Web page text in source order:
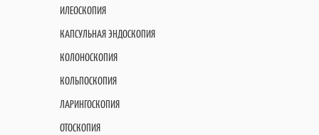
ИЛЕОСКОПИЯ
КАПСУЛЬНАЯ ЭНДОСКОПИЯ
КОЛОНОСКОПИЯ
КОЛЬПОСКОПИЯ
ЛАРИНГОСКОПИЯ
ОТОСКОПИЯ